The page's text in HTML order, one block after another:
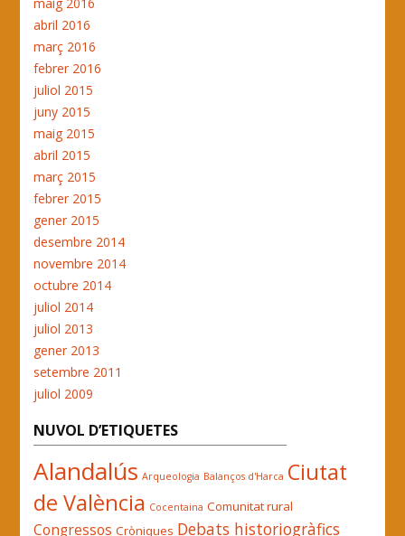
abril 2016
març 2016
febrer 2016
juliol 2015
juny 2015
maig 2015
abril 2015
març 2015
febrer 2015
gener 2015
desembre 2014
novembre 2014
octubre 2014
juliol 2014
juliol 2013
gener 2013
setembre 2011
juliol 2009
NUVOL D’ETIQUETES
Alandalús Arqueologia Balanços d'Harca Ciutat
de València Cocentaina Comunitat rural
Congressos Cròniques Debats historiogràfics